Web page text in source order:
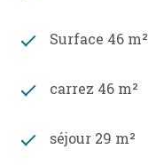
Surface 46 m²
carrez 46 m²
séjour 29 m²